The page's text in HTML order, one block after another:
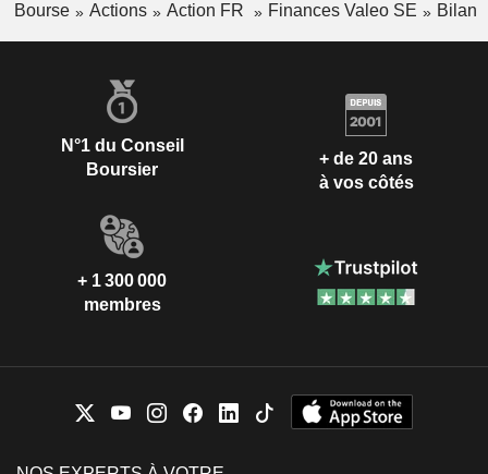
Bourse Actions Action FR Finances Valeo SE Bilan
N°1 du Conseil
Boursier
+ de 20 ans
à vos côtés
+ 1 300 000
membres